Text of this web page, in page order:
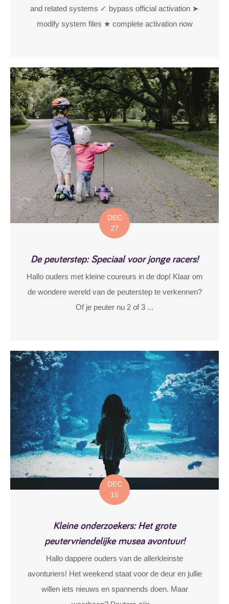
and related systems ✓ bypass official activation ➤
modify system files ★ complete activation now
DEC
27
De peuterstep: Speciaal voor jonge racers!
Hallo ouders met kleine coureurs in de dop! Klaar om
de wondere wereld van de peuterstep te verkennen?
Of je peuter nu 2 of 3 ...
DEC
15
Kleine onderzoekers: Het grote
peutervriendelijke musea avontuur!
Hallo dappere ouders van de allerkleinste
avonturiers! Het weekend staat voor de deur en jullie
willen iets nieuws en spannends doen. Maar